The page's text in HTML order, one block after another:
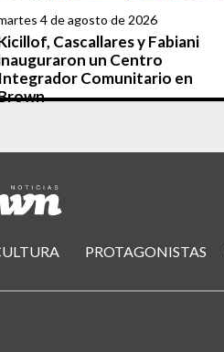
4 de agosto de 2026
Cascallares y Fabiani
un Centro
Integrador Comunitario en
PROTAGONISTAS